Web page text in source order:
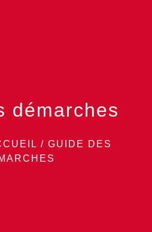
démarches
/ GUIDE DES